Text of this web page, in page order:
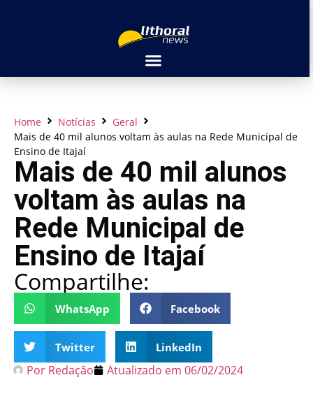
Home Notícias
Geral
Mais de 40 mil alunos voltam às aulas na Rede Municipal de
Ensino de Itajaí
Mais de 40 mil alunos
voltam às aulas na
Rede Municipal de
Ensino de Itajaí
Compartilhe:
WhatsApp Facebook
Twitter LinkedIn
Por Redação Atualizado em 06/02/2024